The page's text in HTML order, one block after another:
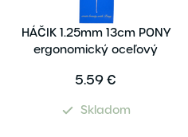
HÁČIK 1.25mm 13cm PONY
ergonomický oceľový
5.59 €
Skladom